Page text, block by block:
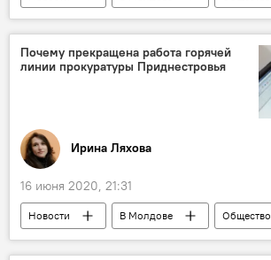
Экономика
Почему прекращена работа горячей
линии прокуратуры Приднестровья
Ирина Ляхова
16 июня 2020, 21:31
Новости В Молдове
Общество
Приднестровье
горячая линия